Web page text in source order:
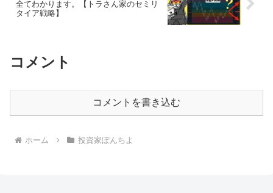
全てわかります。【トラさん家のセミリ
タイア戦略】
コメント
コメントを書き込む
ホーム 投資家ぽんちよ